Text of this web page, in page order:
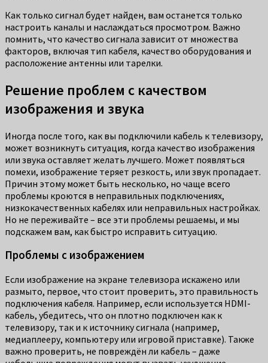
Как только сигнал будет найден, вам останется только
настроить каналы и наслаждаться просмотром. Важно
помнить, что качество сигнала зависит от множества
факторов, включая тип кабеля, качество оборудования и
расположение антенны или тарелки.
Решение проблем с качеством
изображения и звука
Иногда после того, как вы подключили кабель к телевизору,
может возникнуть ситуация, когда качество изображения
или звука оставляет желать лучшего. Может появляться
помехи, изображение теряет резкость, или звук пропадает.
Причин этому может быть несколько, но чаще всего
проблемы кроются в неправильных подключениях,
низкокачественных кабелях или неправильных настройках.
Но не переживайте – все эти проблемы решаемы, и мы
подскажем вам, как быстро исправить ситуацию.
Проблемы с изображением
Если изображение на экране телевизора искажено или
размыто, первое, что стоит проверить, это правильность
подключения кабеля. Например, если используется HDMI-
кабель, убедитесь, что он плотно подключен как к
телевизору, так и к источнику сигнала (например,
медиаплееру, компьютеру или игровой приставке). Также
важно проверить, не повреждён ли кабель – даже